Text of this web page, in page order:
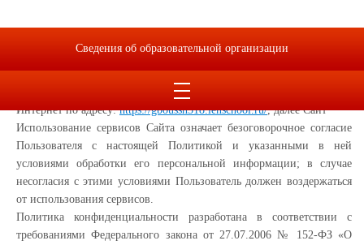
общеобразовательная школа № 318 с углублённым изучением
итальянского языка Фрунзенского района Санкт-Петербурга, (далее
– Администрация Сайта) применяется при использовании в сети
Интернет по адресу:https://gboussh318.lenschool.ru/, далее Сайт
Использование сервисов Сайта означает безоговорочное согласие
Пользователя с настоящей Политикой и указанными в ней
условиями обработки его персональной информации; в случае
несогласия с этими условиями Пользователь должен воздержаться
от использования сервисов.
Политика конфиденциальности разработана в соответствии с
требованиями Федерального закона от 27.07.2006 № 152-ФЗ «О
Сведения об образовательной организации